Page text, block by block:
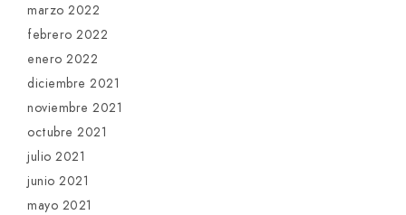
marzo 2022
febrero 2022
enero 2022
diciembre 2021
noviembre 2021
octubre 2021
julio 2021
junio 2021
mayo 2021